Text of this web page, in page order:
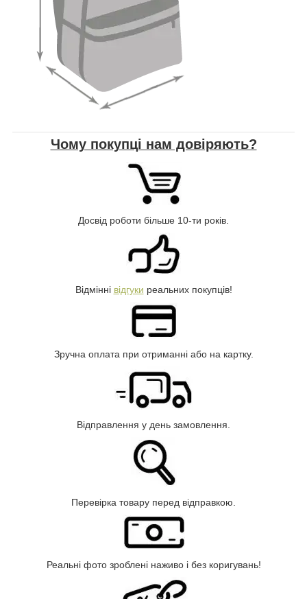
Чому покупці нам довіряють?
Досвід роботи більше 10-ти років.
Відмінні відгуки реальних покупців!
Зручна оплата при отриманні або на картку.
Відправлення у день замовлення.
Перевірка товару перед відправкою.
Реальні фото зроблені наживо і без коригувань!